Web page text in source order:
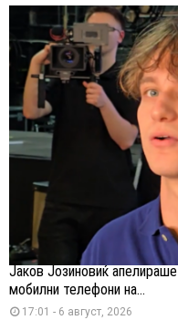
Јаков Јозиновиќ
мобилни телефони на...
17:01 - 6 август, 2026